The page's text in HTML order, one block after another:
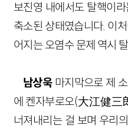
보진영 내에서도 탈핵이
축소된 상태였습니다. 이
어지는 오염수 문제 역시
남상욱 마지막으로 제
에 켄자부로오(大江健三
너져내리는 걸 보며 우리